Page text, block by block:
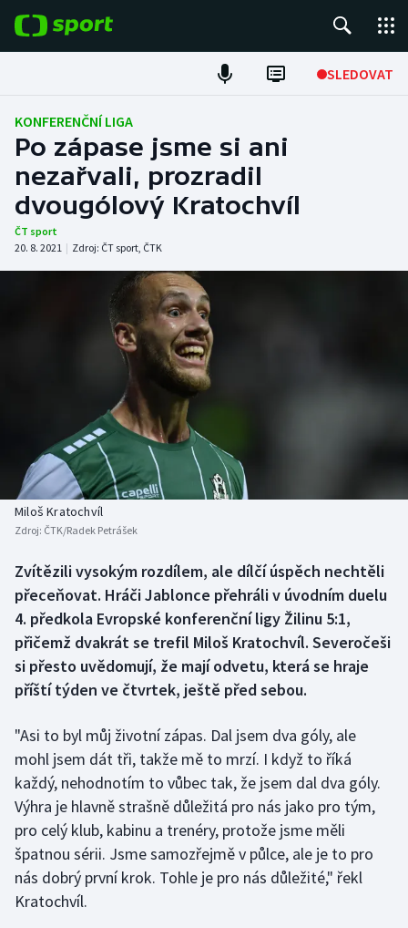
SLEDOVAT
Fotbal
Hokej
Tenis
Atletika
Americký fotbal
Baseball a softbal
Basketbal
Biatlon
Box
Curling
Dostihy
Florbal
Futsal
Golf
Gymnastika
Házená
Historické návraty
Aplikace ČT sport
KONFERENČNÍ LIGA
Po zápase jsme si ani
nezařvali, prozradil
dvougólový Kratochvíl
ČT sport
20. 8. 2021 | Zdroj: ČT sport, ČTK
Miloš Kratochvíl
Zdroj: ČTK/Radek Petrášek
Zvítězili vysokým rozdílem, ale dílčí úspěch nechtěli
přeceňovat. Hráči Jablonce přehráli v úvodním duelu
4. předkola Evropské konferenční ligy Žilinu 5:1,
přičemž dvakrát se trefil Miloš Kratochvíl. Severočeši
si přesto uvědomují, že mají odvetu, která se hraje
příští týden ve čtvrtek, ještě před sebou.
"Asi to byl můj životní zápas. Dal jsem dva góly, ale
mohl jsem dát tři, takže mě to mrzí. I když to říká
každý, nehodnotím to vůbec tak, že jsem dal dva góly.
Výhra je hlavně strašně důležitá pro nás jako pro tým,
pro celý klub, kabinu a trenéry, protože jsme měli
špatnou sérii. Jsme samozřejmě v půlce, ale je to pro
nás dobrý první krok. Tohle je pro nás důležité," řekl
Kratochvíl.